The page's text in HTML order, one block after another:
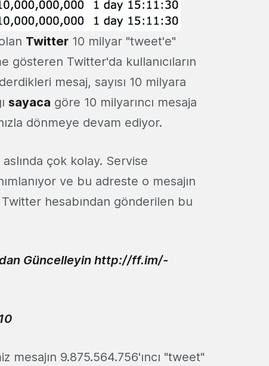
Twitter 10 milyar "tweet'e"
gösteren Twitter'da kullanıcıların
mesaj, sayısı 10 milyara
sayaca göre 10 milyarıncı mesaja
dönmeye devam ediyor.
çok kolay. Servise
ve bu adreste o mesajın
hesabından gönderilen bu
Güncelleyin http://ff.im/-
mesajın 9.875.564.756'ıncı "tweet"